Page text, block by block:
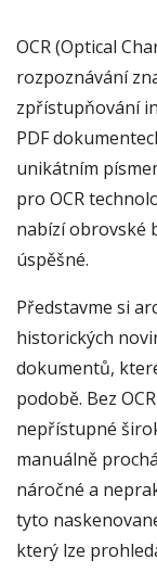
OCR (Optical
rozpoznávání
zpřístupňování
PDF
unikátním
pro OCR
nabízí obrovské
úspěšné.
Představme si
historických
dokumentů,
podobě. Bez
nepřístupné
manuálně
náročné a
tyto
který lze